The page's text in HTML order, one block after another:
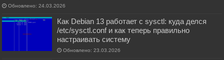
Обновлено: 24.03.2026
Как Debian 13 работает с sysctl: куда делся
/etc/sysctl.conf и как теперь правильно
настраивать систему
Обновлено: 23.03.2026